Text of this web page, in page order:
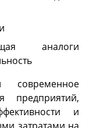
аналоги
современное
предприятий,
и